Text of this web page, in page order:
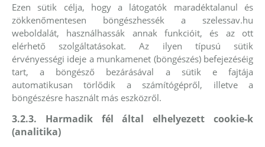
Ezen sütik célja, hogy a látogatók maradéktalanul és
zökkenőmentesen böngészhessék a szelessav.hu
weboldalát, használhassák annak funkcióit, és az ott
elérhető szolgáltatásokat. Az ilyen típusú sütik
érvényességi ideje a munkamenet (böngészés) befejezéséig
tart, a böngésző bezárásával a sütik e fajtája
automatikusan törlődik a számítógépről, illetve a
böngészésre használt más eszközről.
3.2.3. Harmadik fél által elhelyezett cookie-k
(analitika)